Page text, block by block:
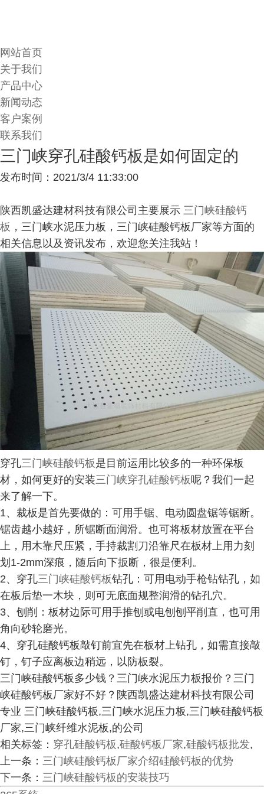
网站首页
关于我们
产品中心
新闻动态
客户案例
联系我们
三门峡穿孔硅酸钙板是如何固定的
发布时间：2021/3/4 11:33:00
陕西凯盛达建材科技有限公司主要展示 三门峡硅酸钙
板 ，三门峡水泥压力板，三门峡硅酸钙板厂家等方面的
相关信息以及资讯发布，欢迎您关注我站！
穿孔三门峡硅酸钙板是目前运用比较多的一种环保板
材，如何更好的安装三门峡穿孔硅酸钙板呢？我们一起
来了解一下。
1、裁板是首先要做的：可用手锯、电动圆盘锯等锯断。
锯齿越小越好，所锯断面润滑。也可将板材放置在平台
上，用木靠尺压紧，手持裁割刀沿靠尺在板材上用力刻
划1-2mm深痕，随后向下扳断，很是便利。
2、穿孔三门峡硅酸钙板钻孔：可用电动手枪钻钻孔，如
在板后垫一木块，则可无底面规整润滑的钻孔穴。
3、刨削：板材边际可用手推刨或电刨刨平削直，也可用
角向砂轮磨光。
4、穿孔硅酸钙板敲钉前宜先在板材上钻孔，如需直接敲
钉，钉子应离板边稍远，以防板裂。
三门峡硅酸钙板多少钱？三门峡水泥压力板报价？三门
峡硅酸钙板厂家好不好？陕西凯盛达建材科技有限公司
专业 三门峡硅酸钙板,三门峡水泥压力板,三门峡硅酸钙板
厂家,三门峡纤维水泥板,的公司
相关标签： 穿孔硅酸钙板,硅酸钙板厂家,硅酸钙板批发,
上一条： 三门峡硅酸钙板厂家介绍硅酸钙板的优势
下一条： 三门峡硅酸钙板的安装技巧